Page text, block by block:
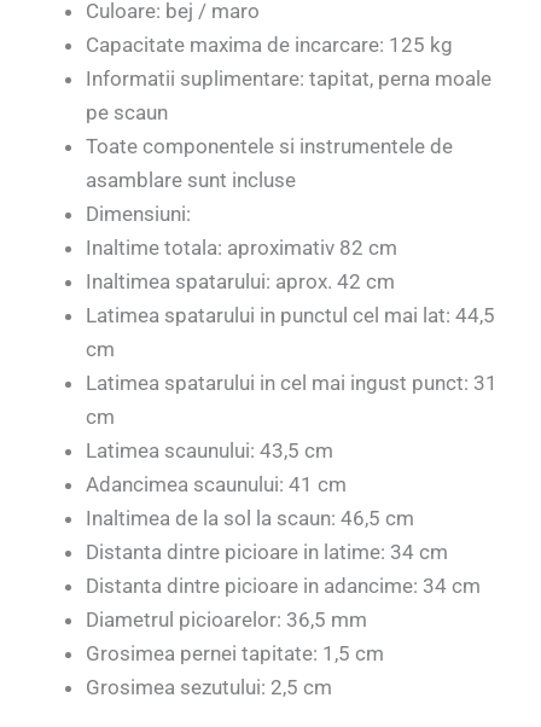
Culoare: bej / maro
Capacitate maxima de incarcare: 125 kg
Informatii suplimentare: tapitat, perna moale
pe scaun
Toate componentele si instrumentele de
asamblare sunt incluse
Dimensiuni:
Inaltime totala: aproximativ 82 cm
Inaltimea spatarului: aprox. 42 cm
Latimea spatarului in punctul cel mai lat: 44,5
cm
Latimea spatarului in cel mai ingust punct: 31
cm
Latimea scaunului: 43,5 cm
Adancimea scaunului: 41 cm
Inaltimea de la sol la scaun: 46,5 cm
Distanta dintre picioare in latime: 34 cm
Distanta dintre picioare in adancime: 34 cm
Diametrul picioarelor: 36,5 mm
Grosimea pernei tapitate: 1,5 cm
Grosimea sezutului: 2,5 cm